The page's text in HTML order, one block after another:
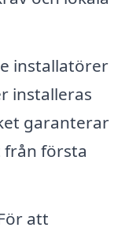
installatörer
installeras
garanterar
första
att